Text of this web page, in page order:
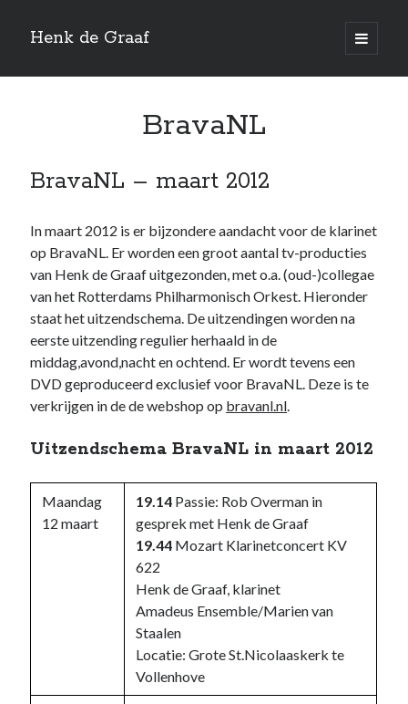
Henk de Graaf
open
primair
Recensies
Videoproducties
Composities
RTV Bunschoten
Henry le Comte
Contact
English info
BravaNL
BravaNL – maart 2012
In maart 2012 is er bijzondere aandacht voor de klarinet
op BravaNL. Er worden een groot aantal tv-producties
van Henk de Graaf uitgezonden, met o.a. (oud-)collegae
van het Rotterdams Philharmonisch Orkest. Hieronder
staat het uitzendschema. De uitzendingen worden na
eerste uitzending regulier herhaald in de
middag,avond,nacht en ochtend. Er wordt tevens een
DVD geproduceerd exclusief voor BravaNL. Deze is te
verkrijgen in de de webshop op bravanl.nl.
Uitzendschema BravaNL in maart 2012
Maandag
12 maart
19.14 Passie: Rob Overman in
gesprek met Henk de Graaf
19.44 Mozart Klarinetconcert KV
622
Henk de Graaf, klarinet
Amadeus Ensemble/Marien van
Staalen
Locatie: Grote St.Nicolaaskerk te
Vollenhove